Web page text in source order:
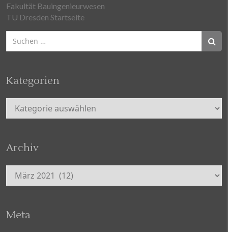
Fakultät Bauingenieurwesen
TU Dresden Startseite
Suchen
nach:
Kategorien
Kategorien
Archiv
Archiv
Meta